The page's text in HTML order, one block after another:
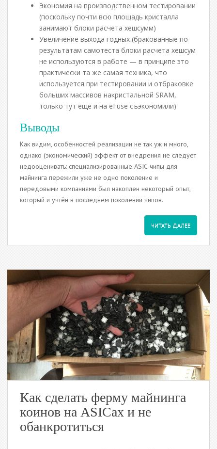
Экономия на производственном тестировании
(поскольку почти всю площадь кристалла
занимают блоки расчета хешсумм)
Увеличение выхода годных (бракованные по
результатам самотеста блоки расчета хешсум
не используются в работе — в принципе это
практически та же самая техника, что
используется при тестировании и отбраковке
больших массивов накристальной SRAM,
только тут еще и на eFuse съэкономили)
Выводы
Как видим, особенностей реализации не так уж и много,
однако (экономический) эффект от внедрения не следует
недооценивать: специализированные ASIC-чипы для
майнинга пережили уже не одно поколение и
передовыми компаниями был накоплен некоторый опыт,
который и учтён в последнем поколении чипов.
ЧИТАТЬ ДАЛЕЕ
Как сделать ферму майнинга
коинов на ASICах и не
обанкротиться